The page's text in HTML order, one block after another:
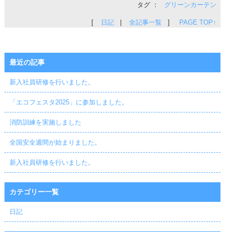
タグ ： グリーンカーテン
[ 日記 全記事一覧 ] PAGE TOP↑
最近の記事
新入社員研修を行いました。
「エコフェスタ2025」に参加しました。
消防訓練を実施しました
全国安全週間が始まりました。
新入社員研修を行いました。
カテゴリー一覧
日記